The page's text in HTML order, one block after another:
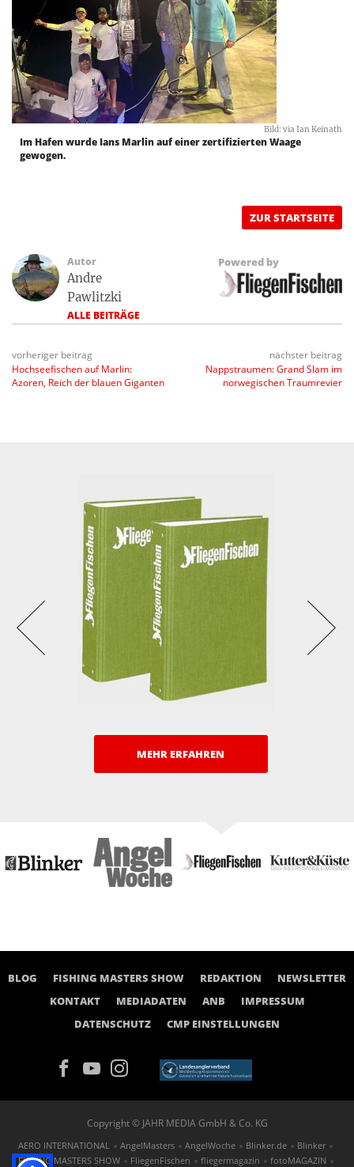
Bild: via Ian Keinath
Im Hafen wurde Ians Marlin auf einer zertifizierten Waage
gewogen.
ZUR STARTSEITE
Autor
Andre
Pawlitzki
ALLE BEITRÄGE
Powered by
vorheriger beitrag
Hochseefischen auf Marlin:
Azoren, Reich der blauen Giganten
nächster beitrag
Nappstraumen: Grand Slam im
norwegischen Traumrevier
MEHR ERFAHREN
BLOG FISHING MASTERS SHOW REDAKTION
NEWSLETTER
KONTAKT
MEDIADATEN ANB
IMPRESSUM
DATENSCHUTZ
CMP EINSTELLUNGEN
Copyright © JAHR MEDIA GmbH & Co. KG
AERO INTERNATIONAL AngelMasters AngelWoche Blinker.de
Blinker
FISHING MASTERS SHOW
FliegenFischen fliegermagazin fotoMAGAZIN